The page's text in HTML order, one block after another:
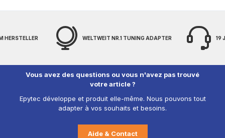
NR.1 TUNING ADAPTER 19 JAHRE EXPERTENWISSEN
Vous avez des questions ou vous n'avez pas trouvé
votre article ?
Epytec développe et produit elle-même. Nous pouvons tout
adapter à vos souhaits et besoins.
Aide & Contact